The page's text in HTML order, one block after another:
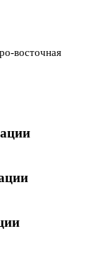
восточная